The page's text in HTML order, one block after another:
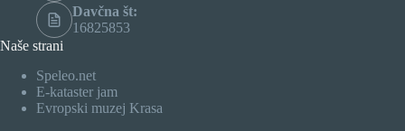
Davčna št:
16825853
Naše strani
Speleo.net
E-kataster jam
Evropski muzej Krasa